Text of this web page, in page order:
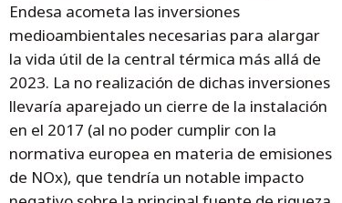
Endesa acometa las inversiones
medioambientales necesarias para alargar
la vida útil de la central térmica más allá de
2023. La no realización de dichas inversiones
llevaría aparejado un cierre de la instalación
en el 2017 (al no poder cumplir con la
normativa europea en materia de emisiones
de NOx), que tendría un notable impacto